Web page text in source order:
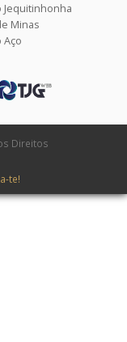
Jequitinhonha
Minas
Aço
Direitos
te!